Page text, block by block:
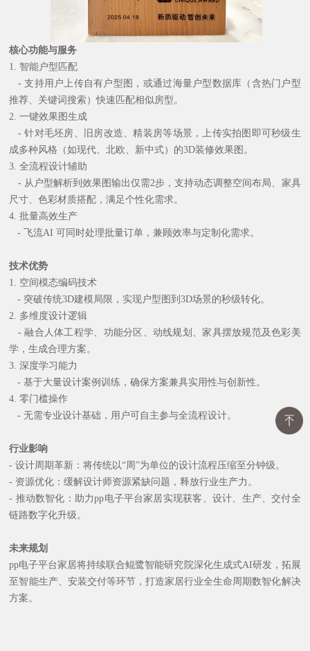
核心功能与服务
1. 智能户型匹配
- 支持用户上传自有户型图，或通过海量户型数据库（含热门户型
推荐、关键词搜索）快速匹配相似房型。
2. 一键效果图生成
- 针对毛坯房、旧房改造、精装房等场景，上传实拍图即可秒级生
成多种风格（如现代、北欧、新中式）的3D装修效果图。
3. 全流程设计辅助
- 从户型解析到效果图输出仅需2步，支持动态调整空间布局、家具
尺寸、色彩材质搭配，满足个性化需求。
4. 批量高效生产
- 飞流AI 可同时处理批量订单，兼顾效率与定制化需求。
技术优势
1. 空间模态编码技术
- 突破传统3D建模局限，实现户型图到3D场景的秒级转化。
2. 多维度设计逻辑
- 融合人体工程学、功能分区、动线规划、家具摆放规范及色彩美
学，生成合理方案。
3. 深度学习能力
- 基于大量设计案例训练，确保方案兼具实用性与创新性。
4. 零门槛操作
- 无需专业设计基础，用户可自主参与全流程设计。
行业影响
- 设计周期革新：将传统以“周”为单位的设计流程压缩至分钟级。
- 资源优化：缓解设计师资源紧缺问题，释放行业生产力。
- 推动数智化：助力pp电子平台家居实现获客、设计、生产、交付全
链路数字化升级。
未来规划
pp电子平台家居将持续联合鲲鹭智能研究院深化生成式AI研发，拓展
至智能生产、安装交付等环节，打造家居行业全生命周期数智化解决
方案。